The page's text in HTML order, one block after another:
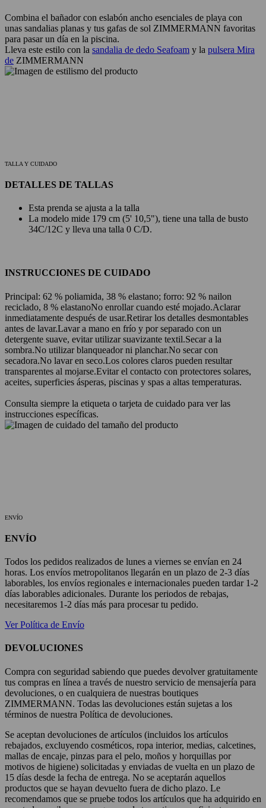
Combina el bañador con eslabón ancho esenciales de playa con
unas sandalias planas y tus gafas de sol ZIMMERMANN favoritas
para pasar un día en la piscina.
Lleva este estilo con la sandalia de dedo Seafoam y la pulsera Mira
de ZIMMERMANN
TALLA Y CUIDADO
DETALLES DE TALLAS
Esta prenda se ajusta a la talla
La modelo mide 179 cm (5' 10,5"), tiene una talla de busto
34C/12C y lleva una talla 0 C/D.
INSTRUCCIONES DE CUIDADO
Principal: 62 % poliamida, 38 % elastano; forro: 92 % nailon
reciclado, 8 % elastanoNo enrollar cuando esté mojado.Aclarar
inmediatamente después de usar.Retirar los detalles desmontables
antes de lavar.Lavar a mano en frío y por separado con un
detergente suave, evitar utilizar suavizante textil.Secar a la
sombra.No utilizar blanqueador ni planchar.No secar con
secadora.No lavar en seco.Los colores claros pueden resultar
transparentes al mojarse.Evitar el contacto con protectores solares,
aceites, superficies ásperas, piscinas y spas a altas temperaturas.
Consulta siempre la etiqueta o tarjeta de cuidado para ver las
instrucciones específicas.
ENVÍO
ENVÍO
Todos los pedidos realizados de lunes a viernes se envían en 24
horas. Los envíos metropolitanos llegarán en un plazo de 2-3 días
laborables, los envíos regionales e internacionales pueden tardar 1-2
días laborables adicionales. Durante los periodos de rebajas,
necesitaremos 1-2 días más para procesar tu pedido.
Ver Política de Envío
DEVOLUCIONES
Compra con seguridad sabiendo que puedes devolver gratuitamente
tus compras en línea a través de nuestro servicio de mensajería para
devoluciones, o en cualquiera de nuestras boutiques
ZIMMERMANN. Todas las devoluciones están sujetas a los
términos de nuestra Política de devoluciones.
Se aceptan devoluciones de artículos (incluidos los artículos
rebajados, excluyendo cosméticos, ropa interior, medias, calcetines,
mallas de encaje, pinzas para el pelo, moños y horquillas por
motivos de higiene) solicitadas y enviadas de vuelta en un plazo de
15 días desde la fecha de entrega. No se aceptarán aquellos
productos que se hayan devuelto fuera de dicho plazo. Le
recomendamos que se pruebe todos los artículos que ha adquirido en